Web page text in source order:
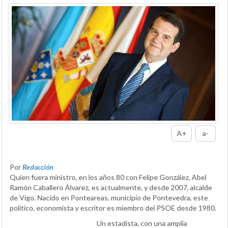
A+ a-
PorRedacción
Quien fuera ministro, en los años 80 con Felipe González, Abel
Ramón Caballero Álvarez, es actualmente, y desde 2007, alcalde
de Vigo. Nacido en Ponteareas, municipio de Pontevedra, este
político, economista y escritor es miembro del PSOE desde 1980.
Un estadista, con una amplia